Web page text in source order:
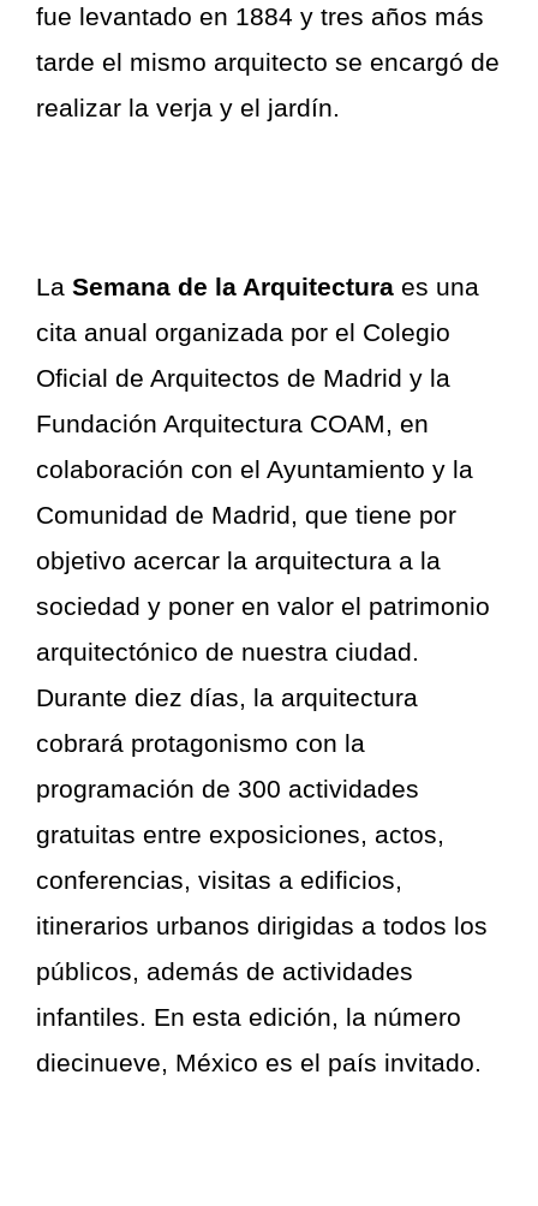
fue levantado en 1884 y tres años más
tarde el mismo arquitecto se encargó de
realizar la verja y el jardín.
La Semana de la Arquitectura es una
cita anual organizada por el Colegio
Oficial de Arquitectos de Madrid y la
Fundación Arquitectura COAM, en
colaboración con el Ayuntamiento y la
Comunidad de Madrid, que tiene por
objetivo acercar la arquitectura a la
sociedad y poner en valor el patrimonio
arquitectónico de nuestra ciudad.
Durante diez días, la arquitectura
cobrará protagonismo con la
programación de 300 actividades
gratuitas entre exposiciones, actos,
conferencias, visitas a edificios,
itinerarios urbanos dirigidas a todos los
públicos, además de actividades
infantiles. En esta edición, la número
diecinueve, México es el país invitado.